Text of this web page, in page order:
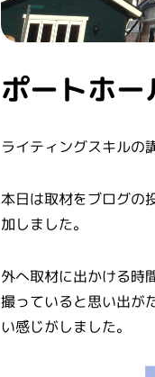
ポートホ
ライティングスキルの
本日は取材をブログの
加しました。
外へ取材に出かける時
撮っていると思い出が
い感じがしました。